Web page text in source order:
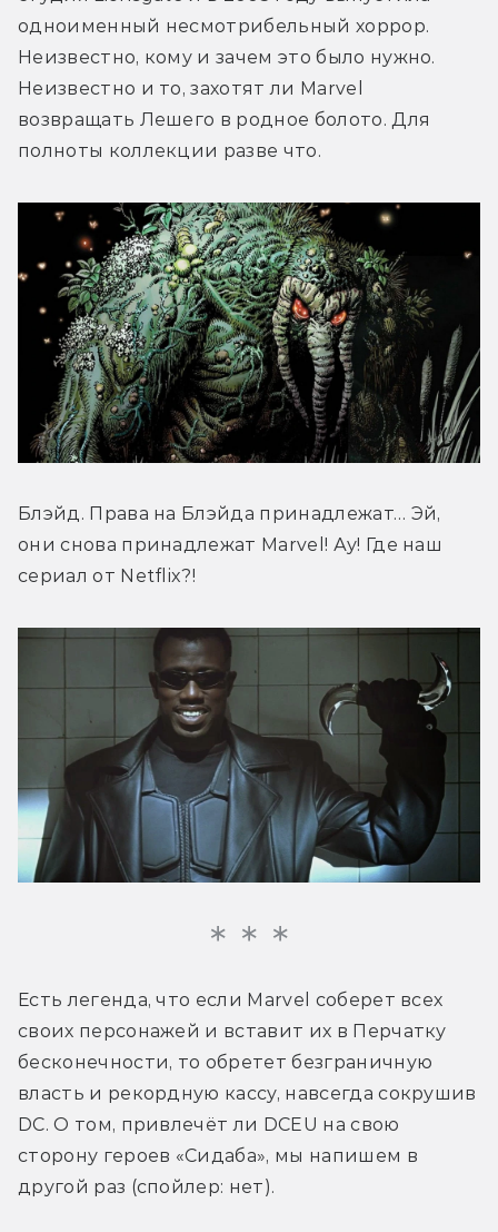
одноименный несмотрибельный хоррор.
Неизвестно, кому и зачем это было нужно.
Неизвестно и то, захотят ли Marvel
возвращать Лешего в родное болото. Для
полноты коллекции разве что.
Блэйд. Права на Блэйда принадлежат… Эй,
они снова принадлежат Marvel! Ау! Где наш
сериал от Netflix?!
Есть легенда, что если Marvel соберет всех
своих персонажей и вставит их в Перчатку
бесконечности, то обретет безграничную
власть и рекордную кассу, навсегда сокрушив
DC. О том, привлечёт ли DCEU на свою
сторону героев «Сидаба», мы напишем в
другой раз (спойлер: нет).